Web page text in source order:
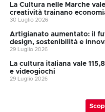
La Cultura nelle Marche
creatività trainano
30 Luglio 2026
Artigianato aumentato: il
design, sostenibilità e
29 Luglio 2026
La cultura italiana vale
e videogiochi
29 Luglio 2026